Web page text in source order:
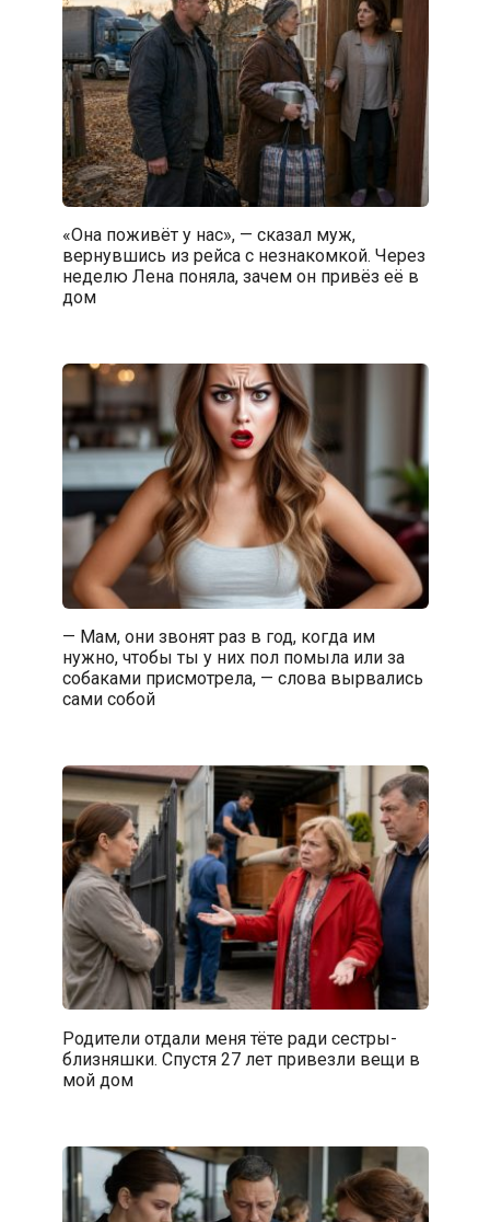
«Она поживёт у нас», — сказал муж,
вернувшись из рейса с незнакомкой. Через
неделю Лена поняла, зачем он привёз её в
дом
— Мам, они звонят раз в год, когда им
нужно, чтобы ты у них пол помыла или за
собаками присмотрела, — слова вырвались
сами собой
Родители отдали меня тёте ради сестры-
близняшки. Спустя 27 лет привезли вещи в
мой дом